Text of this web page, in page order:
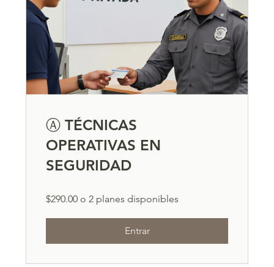
Ⓐ TÉCNICAS
OPERATIVAS EN
SEGURIDAD
$290.00 o 2 planes disponibles
Entrar